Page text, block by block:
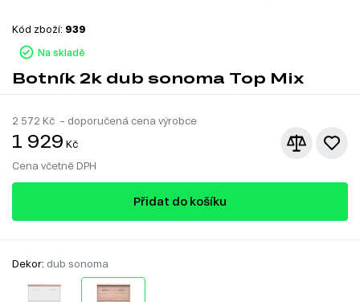
Na skladě
Kód zboží: 939
Botník 2k dub sonoma Top Mix
2 572 Kč – doporučená cena výrobce
1 929 Kč
Cena včetně DPH
Přidat do košíku
Dekor: dub sonoma